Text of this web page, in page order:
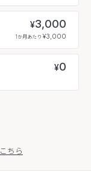
¥3,000
1か月あたり ¥3,000
¥0
こちら